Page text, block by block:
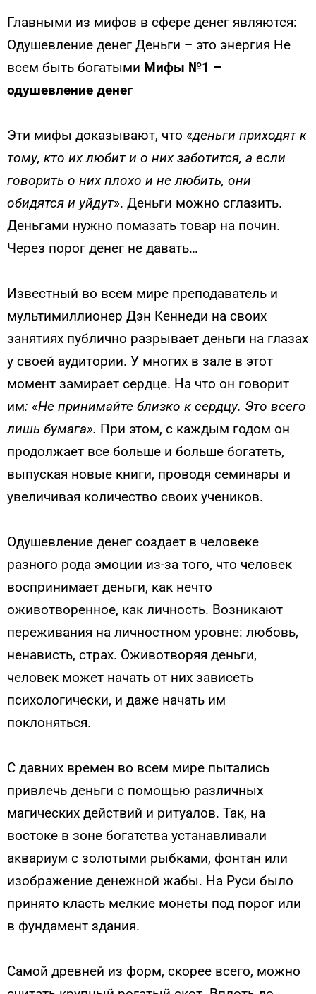
Главными из мифов в сфере денег являются:
Одушевление денег Деньги – это энергия Не
всем быть богатыми Мифы №1 –
одушевление денег
Эти мифы доказыва­ют, что «деньги приходят к
тому, кто их любит и о них заботится, а если
говорить о них плохо и не любить, они
обидятся и уйдут». Деньги можно сглазить.
Деньгами нужно помазать товар на по­чин.
Через порог денег не давать…
Известный во всем мире преподаватель и
мультимил­лионер Дэн Кеннеди на своих
занятиях публично разрывает деньги на глазах
у своей аудитории. У многих в зале в этот
момент замирает сердце. На что он гово­рит
им: «Не принимайте близко к сердцу. Это всего
лишь бу­мага». При этом, с каждым годом он
продолжает все больше и больше богатеть,
выпуская новые книги, проводя семинары и
увеличивая количество своих учеников.
Одушевление денег создает в человеке
разного рода эмоции из-за того, что человек
воспринимает деньги, как нечто
оживотворенное, как личность. Возникают
переживания на лич­ностном уровне: любовь,
ненависть, страх. Оживотворяя деньги,
человек может начать от них зависеть
психологически, и даже на­чать им
поклоняться.
С давних времен во всем мире пытались
привлечь деньги с по­мощью различных
магических действий и ритуалов. Так, на
востоке в зоне богатства устанавливали
аквариум с золотыми рыбками, фон­тан или
изображение денежной жабы. На Руси было
принято класть мелкие монеты под порог или
в фундамент здания.
Самой древней из форм, скорее всего, можно